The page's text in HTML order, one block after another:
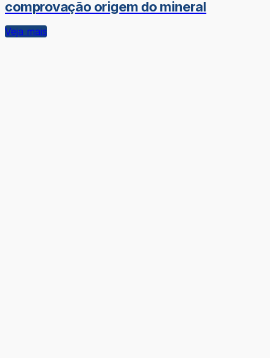
comprovação origem do mineral
Veja mais